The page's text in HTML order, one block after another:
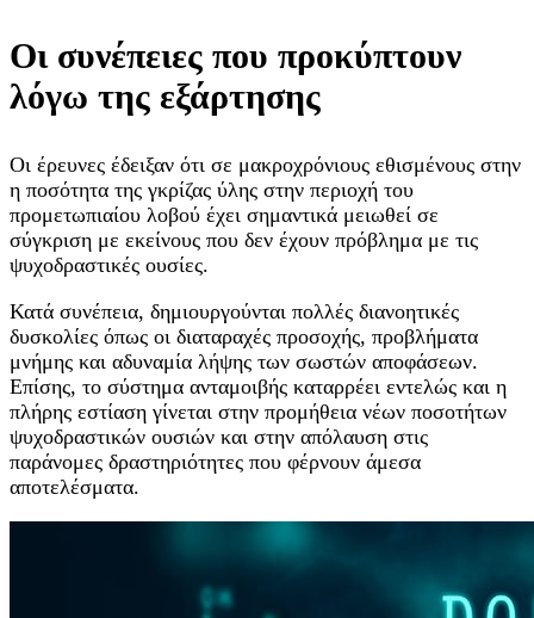
Οι συνέπειες που προκύπτουν
λόγω της εξάρτησης
Οι έρευνες έδειξαν ότι σε μακροχρόνιους εθισμένους στην
η ποσότητα της γκρίζας ύλης στην περιοχή του
προμετωπιαίου λοβού έχει σημαντικά μειωθεί σε
σύγκριση με εκείνους που δεν έχουν πρόβλημα με τις
ψυχοδραστικές ουσίες.
Κατά συνέπεια, δημιουργούνται πολλές διανοητικές
δυσκολίες όπως οι διαταραχές προσοχής, προβλήματα
μνήμης και αδυναμία λήψης των σωστών αποφάσεων.
Επίσης, το σύστημα ανταμοιβής καταρρέει εντελώς και η
πλήρης εστίαση γίνεται στην προμήθεια νέων ποσοτήτων
ψυχοδραστικών ουσιών και στην απόλαυση στις
παράνομες δραστηριότητες που φέρνουν άμεσα
αποτελέσματα.